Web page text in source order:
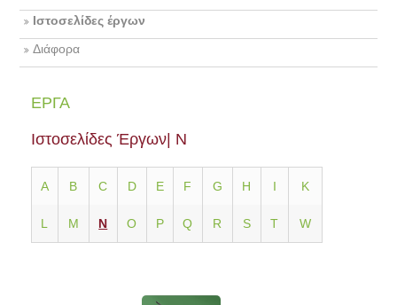
Ιστοσελίδες έργων
Διάφορα
ΕΡΓΑ
Ιστοσελίδες Έργων| N
Α Β C D E F G H I K
L M N O P Q R S T W